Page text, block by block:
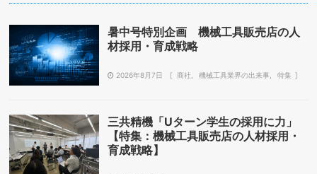
暑中号特別企画 機械工具販売店の人
材採用・育成戦略
2026年8月7日 商社 機械工具業界の出来事 特集
三共精機「Uターン学生の採用に力」
【特集：機械工具販売店の人材採用・
育成戦略】